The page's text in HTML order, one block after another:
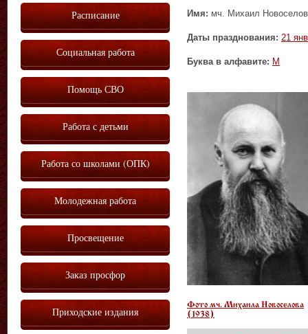
Имя: мч. Михаил
Даты празднования: 21
Буква в алфавите: М
Фото мч. Михаила Новоселова
(1938)
Расписание
Социальная работа
Помощь СВО
Работа с детьми
Работа со школами (ОПК)
Молодежная работа
Просвещение
Заказ просфор
Приходские издания